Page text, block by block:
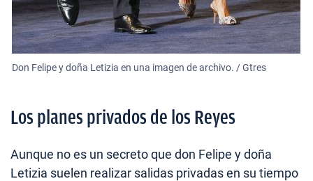
Don Felipe y doña Letizia en una imagen de archivo. / Gtres
Los planes privados de los Reyes
Aunque no es un secreto que don Felipe y doña
Letizia suelen realizar salidas privadas en su tiempo